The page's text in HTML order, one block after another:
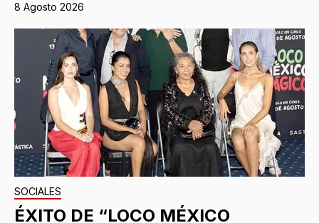
8 Agosto 2026
SOCIALES
ÉXITO DE “LOCO MÉXICO